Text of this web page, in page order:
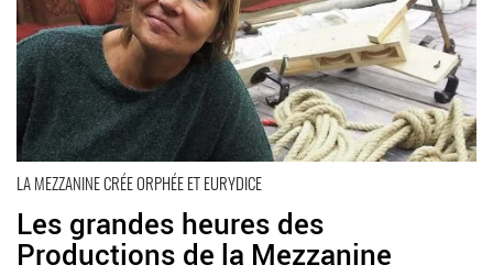
LA MEZZANINE CRÉE ORPHÉE ET EURYDICE
Les grandes heures des
Productions de la Mezzanine